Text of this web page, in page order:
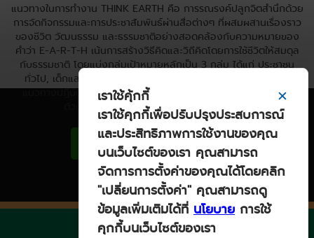
แนวทางในการทำงาน THINK EARTH คือ การรณรงค์ปลูกจิตสำนึกด้วย
การจัดกิจกรรมและการประชาสัมพันธ์ผ่านสื่อต่างๆ ที่ผสมผสานเรื่องราว
ของชีวิต วัฒนธรรม และธรรมชาติอย่างสอดคล้องกับความหมายของ
คำว่า E-A-R-T-H เน้นการสร้างวิธีคิดและวิถีคิดโดยการใช้ชีวิตให้สมดุล
กับธรรมชาติ โดยแบ่งกลุ่มเป้าหมายหลักเป็น 3 กลุ่ม ได้แก่ ประชาชน
ทั่วไป, เด็กและเยาวชน ซึ่งมีความสำคัญในการสานต่อความคิดและ
แนวทางปฏิบัติในอนาคต, สื่อมวลชนทุกแขนง ซึ่งมีความสำคัญเป็น
ตัวแทนและผู้ถ่ายทอดเรื่องราวสู่ประชาชนทั่วไป
✕
เราใช้คุ้กกี้
เราใช้คุกกี้เพื่อปรับปรุงประสบการณ์
และประสิทธิภาพการใช้งานของคุณ
บนเว็บไซต์ของเรา คุณสามารถ
จัดการการตั้งค่าของคุณได้โดยคลิก
"เปลี่ยนการตั้งค่า" คุณสามารถดู
ข้อมูลเพิ่มเติมได้ที่ นโยบาย การใช้
คุกกี้บนเว็บไซต์ของเรา